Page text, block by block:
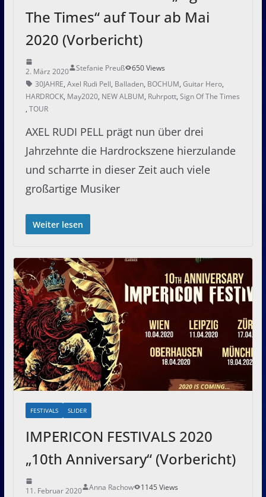
The Times“ auf Tour ab Mai
2020 (Vorbericht)
2. März 2020 Stefanie Preuß
650 Views
30JAHRE, Axel Rudi Pell, Balladen, BOCHUM, Guitar Hero,
HARDROCK, May2020, NEW ALBUM, Ruhrpott, Sign Of The Times
, TOUR
AXEL RUDI PELL prägt nun über drei
Jahrzehnte die Hardrockszene hierzulande
und scharrte in dieser Zeit auch viele
großartige Musiker
Weiter lesen
FESTIVALS SLIDER
IMPERICON FESTIVALS 2020
„10th Anniversary“ (Vorbericht)
11. Februar 2020 Anna Rachow
1145 Views